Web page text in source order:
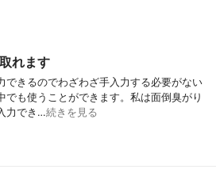
れます
できるのでわざわざ手入力する必要がない
でも使うことができます。私は面倒臭がり
力でき…続きを見る